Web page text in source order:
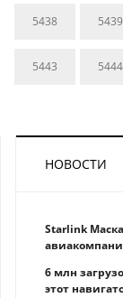
5438 5439
5443 5444
НОВОСТИ
Starlink
6 млн
этот